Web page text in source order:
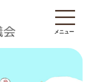
メニュー